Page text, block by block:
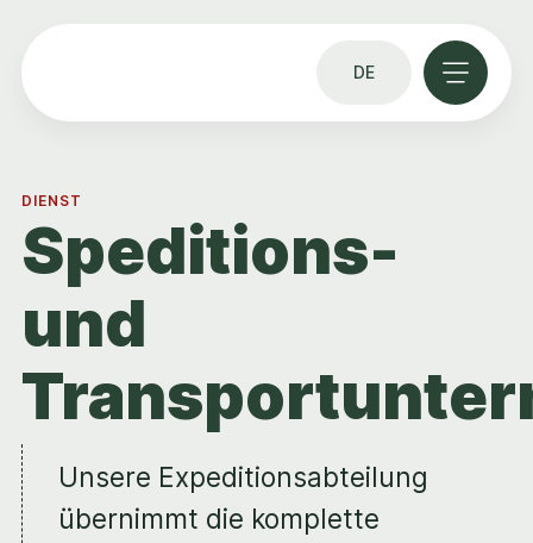
DE
DIENST
Speditions-
und
Unsere Expeditionsabteilung
übernimmt die komplette